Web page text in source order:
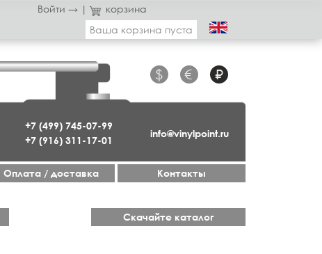
Войти → |
корзина
Ваша корзина пуста
+7 (499) 745-07-99
+7 (916) 311-17-01
$ € ₽
info@vinylpoint.ru
Оплата / доставка Контакты
Скачайте каталог